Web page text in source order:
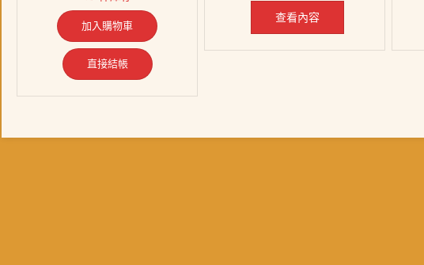
加入購物車
直接結帳
查看內容